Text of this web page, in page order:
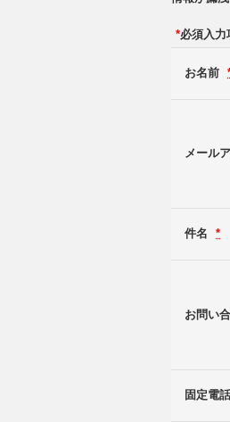
*必須入力
お名前
メール
件名 *
お問い
固定電